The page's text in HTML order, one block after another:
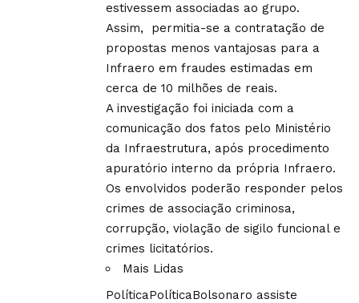
estivessem associadas ao grupo.
Assim, permitia-se a contratação de
propostas menos vantajosas para a
Infraero em fraudes estimadas em
cerca de 10 milhões de reais.
A investigação foi iniciada com a
comunicação dos fatos pelo Ministério
da Infraestrutura, após procedimento
apuratório interno da própria Infraero.
Os envolvidos poderão responder pelos
crimes de associação criminosa,
corrupção, violação de sigilo funcional e
crimes licitatórios.
Mais Lidas
PolíticaPolíticaBolsonaro assiste